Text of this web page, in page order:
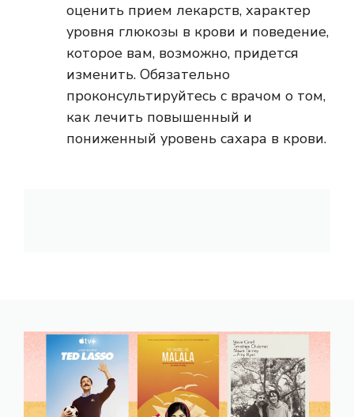
оценить прием лекарств, характер
уровня глюкозы в крови и поведение,
которое вам, возможно, придется
изменить. Обязательно
проконсультируйтесь с врачом о том,
как лечить повышенный и
пониженный уровень сахара в крови.